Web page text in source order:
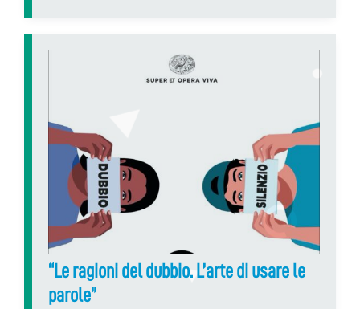
“Le ragioni del dubbio. L’arte di usare le
parole”